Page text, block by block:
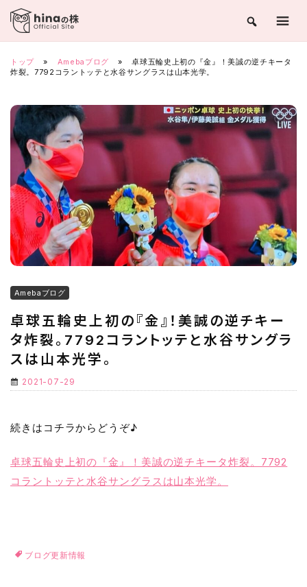
Skip
content
トップ » Amebaブログ »
卓球五輪史上初の『金』！美誠の逆チキータ
炸裂。7792コラントッテと水谷サングラスは山本光学。
Amebaブログ
卓球五輪史上初の『金』！美誠の逆チキー
タ炸裂。7792コラントッテと水谷サングラ
スは山本光学。
2021-07-29
続きはコチラからどうぞ♪
卓球五輪史上初の『金』！美誠の逆チキータ炸裂。7792
コラントッテと水谷サングラスは山本光学。
ブログ更新情報